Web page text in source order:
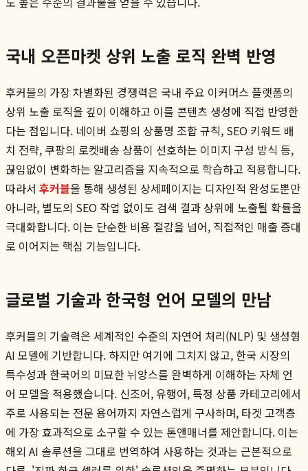
국내 오픈마켓 상위 노출 로직 완벽 반영
후커블의 가장 차별화된 경쟁력은 국내 주요 이커머스 플랫폼의
상위 노출 로직을 깊이 이해하고 이를 콘텐츠 생성에 직접 반영한
다는 점입니다. 네이버 쇼핑의 상품명 조합 규칙, SEO 키워드 배
치 전략, 쿠팡의 로켓배송 상품이 선호하는 이미지 구성 방식 등,
끊임없이 변화하는 알고리즘을 지속적으로 학습하고 적용합니다.
따라서 후커블을 통해 생성된 상세페이지는 디자인적 완성도뿐만
아니라, 별도의 SEO 작업 없이도 검색 결과 상위에 노출될 확률을
극대화합니다. 이는 단순한 비용 절감을 넘어, 직접적인 매출 증대
로 이어지는 핵심 기능입니다.
글로벌 기술과 한국형 언어 모델의 만남
후커블의 기술력은 세계적인 수준의 자연어 처리(NLP) 및 생성형
AI 모델에 기반합니다. 하지만 여기에 그치지 않고, 한국 시장의
특수성과 한국어의 미묘한 뉘앙스를 완벽하게 이해하는 자체 언
어 모델을 적용했습니다. 신조어, 유행어, 특정 상품 카테고리에서
주로 사용되는 전문 용어까지 자연스럽게 구사하며, 타겟 고객층
에 가장 효과적으로 소구할 수 있는 톤앤매너를 제안합니다. 이는
해외 AI 솔루션을 그대로 번역하여 사용하는 것과는 근본적으로